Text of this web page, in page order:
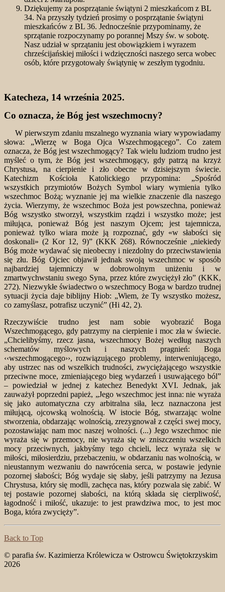
Dziękujemy za posprzątanie świątyni 2 mieszkańcom z BL
34. Na przyszły tydzień prosimy o posprzątanie świątyni
mieszkańców z BL 36. Jednocześnie przypominamy, że
sprzątanie rozpoczynamy po porannej Mszy św. w sobotę.
Nasz udział w sprzątaniu jest obowiązkiem i wyrazem
chrześcijańskiej miłości i wdzięczności naszego serca wobec
osób, które przygotowały świątynię w zeszłym tygodniu.
Katecheza, 14 września 2025.
Co oznacza, że Bóg jest wszechmocny?
W pierwszym zdaniu mszalnego wyznania wiary wypowiadamy
słowa: „Wierzę w Boga Ojca Wszechmogącego”. Co zatem
oznacza, że Bóg jest wszechmogący? Tak wielu ludziom trudno jest
myśleć o tym, że Bóg jest wszechmogący, gdy patrzą na krzyż
Chrystusa, na cierpienie i zło obecne w dzisiejszym świecie.
Katechizm Kościoła Katolickiego przypomina: „Spośród
wszystkich przymiotów Bożych Symbol wiary wymienia tylko
wszechmoc Bożą; wyznanie jej ma wielkie znaczenie dla naszego
życia. Wierzymy, że wszechmoc Boża jest powszechna, ponieważ
Bóg wszystko stworzył, wszystkim rządzi i wszystko może; jest
miłująca, ponieważ Bóg jest naszym Ojcem; jest tajemnicza,
ponieważ tylko wiara może ją rozpoznać, gdy «w słabości się
doskonali» (2 Kor 12, 9)” (KKK 268). Równocześnie „niekiedy
Bóg może wydawać się nieobecny i niezdolny do przeciwstawienia
się złu. Bóg Ojciec objawił jednak swoją wszechmoc w sposób
najbardziej tajemniczy w dobrowolnym uniżeniu i w
zmartwychwstaniu swego Syna, przez które zwyciężył zło” (KKK,
272). Niezwykłe świadectwo o wszechmocy Boga w bardzo trudnej
sytuacji życia daje biblijny Hiob: „Wiem, że Ty wszystko możesz,
co zamyślasz, potrafisz uczynić” (Hi 42, 2).
Rzeczywiście trudno jest nam sobie wyobrazić Boga
Wszechmogącego, gdy patrzymy na cierpienie i moc zła w świecie.
„Chcielibyśmy, rzecz jasna, wszechmocy Bożej według naszych
schematów myślowych i naszych pragnień: Boga
‹‹wszechmogącego››, rozwiązującego problemy, interweniującego,
aby ustrzec nas od wszelkich trudności, zwyciężającego wszystkie
przeciwne moce, zmieniającego bieg wydarzeń i usuwającego ból”
– powiedział w jednej z katechez Benedykt XVI. Jednak, jak
zauważył poprzedni papież, „Jego wszechmoc jest inna: nie wyraża
się jako automatyczna czy arbitralna siła, lecz naznaczona jest
miłującą, ojcowską wolnością. W istocie Bóg, stwarzając wolne
stworzenia, obdarzając wolnością, zrezygnował z części swej mocy,
pozostawiając nam moc naszej wolności. (...) Jego wszechmoc nie
wyraża się w przemocy, nie wyraża się w zniszczeniu wszelkich
mocy przeciwnych, jakbyśmy tego chcieli, lecz wyraża się w
miłości, miłosierdziu, przebaczeniu, w obdarzaniu nas wolnością, w
nieustannym wezwaniu do nawrócenia serca, w postawie jedynie
pozornej słabości; Bóg wydaje się słaby, jeśli patrzymy na Jezusa
Chrystusa, który się modli, zachęca nas, który pozwala się zabić. W
tej postawie pozornej słabości, na którą składa się cierpliwość,
łagodność i miłość, ukazuje: to jest prawdziwa moc, to jest moc
Boga, która zwycięży”.
Back to Top
© parafia św. Kazimierza Królewicza w Ostrowcu Świętokrzyskim
2026